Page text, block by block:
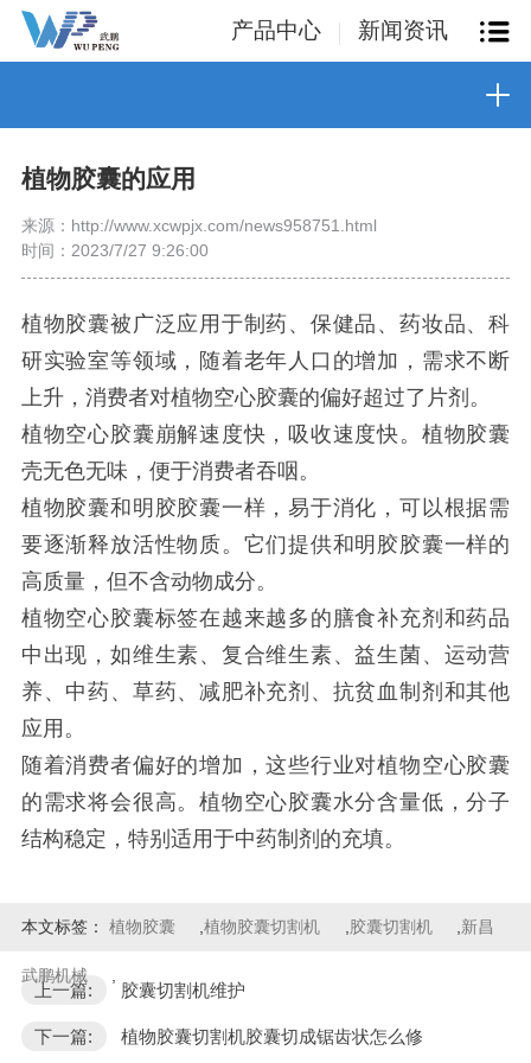
产品中心 新闻资讯
植物胶囊的应用
来源：http://www.xcwpjx.com/news958751.html
时间：2023/7/27 9:26:00
植物胶囊被广泛应用于制药、保健品、药妆品、科
研实验室等领域，随着老年人口的增加，需求不断
上升，消费者对植物空心胶囊的偏好超过了片剂。
植物空心胶囊崩解速度快，吸收速度快。植物胶囊
壳无色无味，便于消费者吞咽。
植物胶囊和明胶胶囊一样，易于消化，可以根据需
要逐渐释放活性物质。它们提供和明胶胶囊一样的
高质量，但不含动物成分。
植物空心胶囊标签在越来越多的膳食补充剂和药品
中出现，如维生素、复合维生素、益生菌、运动营
养、中药、草药、减肥补充剂、抗贫血制剂和其他
应用。
随着消费者偏好的增加，这些行业对植物空心胶囊
的需求将会很高。植物空心胶囊水分含量低，分子
结构稳定，特别适用于中药制剂的充填。
本文标签： 植物胶囊 ,植物胶囊切割机 胶囊切割机 新昌
武鹏机械
上一篇: 胶囊切割机维护
下一篇: 植物胶囊切割机胶囊切成锯齿状怎么修